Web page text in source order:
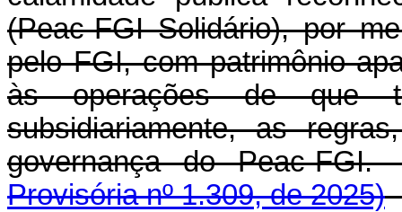
(Peac-FGI Solidário), por
pelo FGI, com patrimônio
às operações de que
subsidiariamente, as
governança do Peac-
Provisória nº 1.309, de 2025)